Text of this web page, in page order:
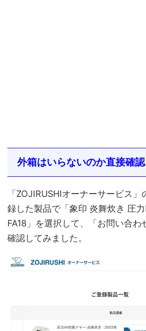
外箱はいらないのか直接確認
「ZOJIRUSHIオーナーサービス
録した製品で「象印 炎舞炊き 圧
FA18」を選択して、「お問い合わ
確認してみました。